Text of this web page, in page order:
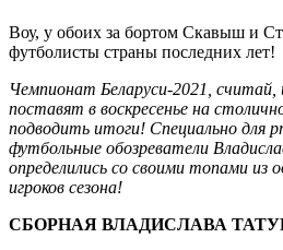
Воу, у обоих за бортом Скавыш и
футболисты страны последних лет!
Чемпионат Беларуси-2021,
поставят в воскресенье на
подводить итоги! Специально для
футбольные обозреватели
определились со своими топами из
игроков сезона!
СБОРНАЯ ВЛАДИСЛАВА